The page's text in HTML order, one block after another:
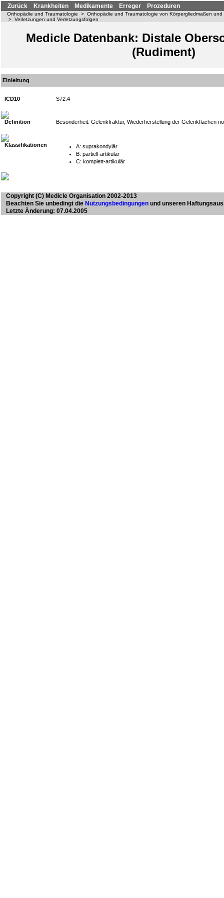
Zurück Krankheiten Medikamente Erreger Prozeduren
Orthopädie und Traumatologie > Orthopädie und Traumatologie von Körpergliedmaßen und
> Verletzungen und Verletzungsfolgen
Medicle Datenbank: Distale
(Rudiment)
Einleitung
ICD10 S72.4
Definition Besonderheit: Gelenkfraktur, Wiederherstellung der Gelenkflächen
Klassifikationen
A: suprakondylär
B: partiell-artikulär
C: komplett-artikulär
Copyright (C) Medicle Organisation 2002-2013
Beachten Sie unbedingt die Nutzungsbedingungen und unseren
Letzte Änderung: 07.04.2005